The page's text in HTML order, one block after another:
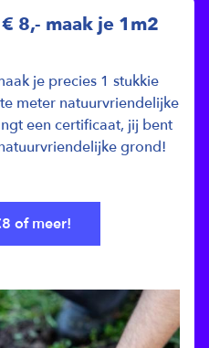
8,- maak je 1m2
je precies 1 stukkie
meter natuurvriendelijke
een certificaat, jij bent
grond!
of meer!